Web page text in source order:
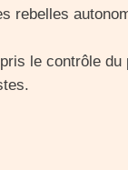
rebelles
le contrôle